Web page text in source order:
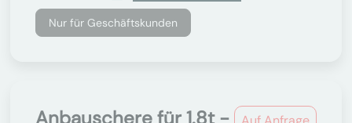
Nur für Geschäftskunden
Anbauschere für 1.8t -